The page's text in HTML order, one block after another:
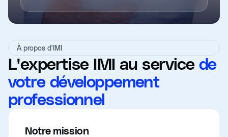
À propos d'IMI
L'expertise IMI au service de
votre développement
professionnel
Notre mission